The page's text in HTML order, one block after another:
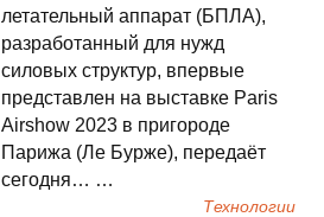
летательный аппарат (БПЛА),
разработанный для нужд
силовых структур, впервые
представлен на выставке Paris
Airshow 2023 в пригороде
Парижа (Ле Бурже), передаëт
сегодня… …
Технологии